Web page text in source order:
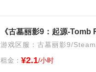
《古墓丽影9：起源-
游戏区服：古墓丽影9/
租金： ¥2.1/小时